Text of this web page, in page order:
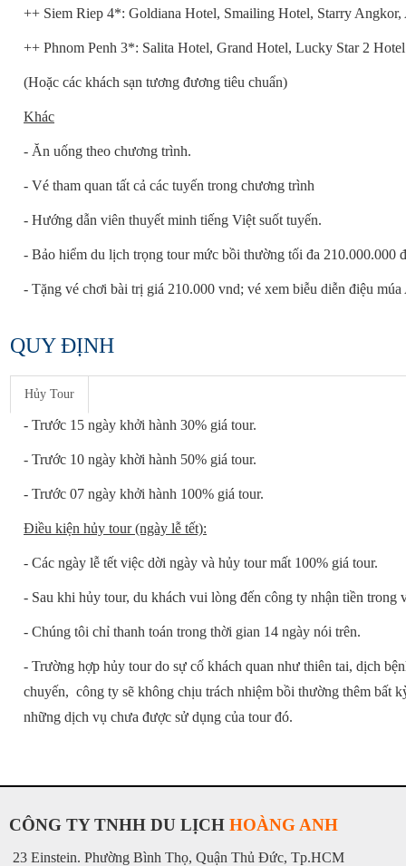
++ Siem Riep 4*: Goldiana Hotel, Smailing Hotel, Starry
++ Phnom Penh 3*: Salita Hotel, Grand Hotel, Lucky Star 2
(Hoặc các khách sạn tương đương tiêu chuẩn)
Khác
- Ăn uống theo chương trình.
- Vé tham quan tất cả các tuyến trong chương trình
- Hướng dẫn viên thuyết minh tiếng Việt suốt tuyến.
- Bảo hiểm du lịch trọng tour mức bồi thường tối đa 210.000.000
- Tặng vé chơi bài trị giá 210.000 vnd; vé xem biễu diễn điệu múa
QUY ĐỊNH
Hủy Tour
- Trước 15 ngày khởi hành 30% giá tour.
- Trước 10 ngày khời hành 50% giá tour.
- Trước 07 ngày khởi hành 100% giá tour.
Điều kiện hủy tour (ngày lễ tết):
- Các ngày lễ tết việc dời ngày và hủy tour mất 100% giá tour.
- Sau khi hủy tour, du khách vui lòng đến công ty nhận tiền trong
- Chúng tôi chỉ thanh toán trong thời gian 14 ngày nói trên.
- Trường hợp hủy tour do sự cố khách quan như thiên tai, dịch
chuyến, công ty sẽ không chịu trách nhiệm bồi thường thêm bất
những dịch vụ chưa được sử dụng của tour đó.
CÔNG TY TNHH DU LỊCH HOÀNG ANH
23 Einstein. Phường Bình Thọ, Quận Thủ Đức, Tp.HCM